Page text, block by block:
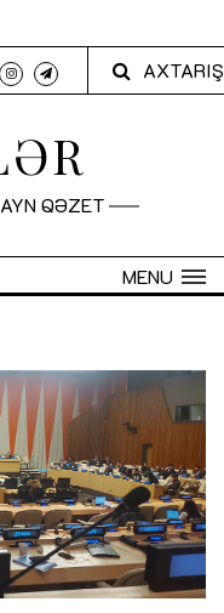
AXTARIŞ
QƏZET
MENU